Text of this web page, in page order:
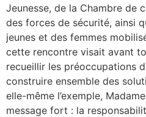
Jeunesse, de la Chambre de
des forces de sécurité, ainsi
jeunes et des femmes
cette rencontre visait avant
recueillir les préoccupations
construire ensemble des
elle-même l’exemple,
message fort : la